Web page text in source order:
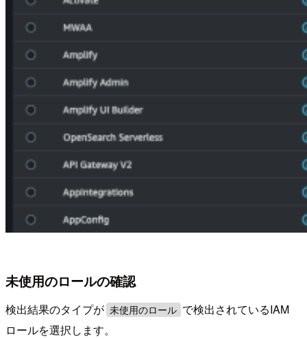
未使用のロールの確認
検出結果のタイプが 未使用のロール で検出されているIAM
ロールを選択します。